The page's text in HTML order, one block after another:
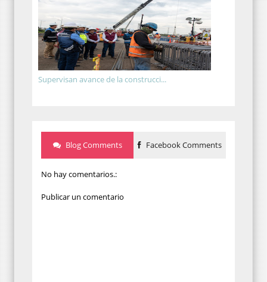
Supervisan avance de la construcci...
Blog Comments Facebook Comments
No hay comentarios.:
Publicar un comentario